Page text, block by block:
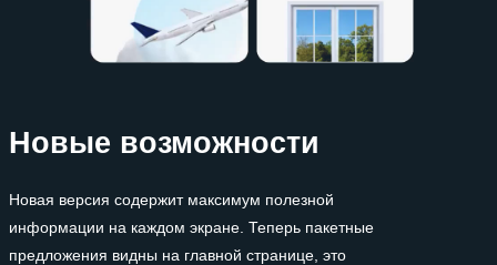
Новые возможности
Новая версия содержит максимум полезной
информации на каждом экране. Теперь пакетные
предложения видны на главной странице, это